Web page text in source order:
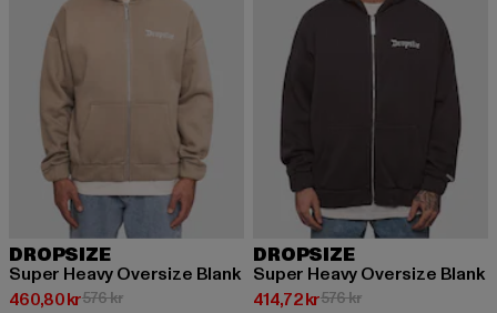
DROPSIZE
Super Heavy Oversize Blank
460,80 kr
Nuvarande pris: 460,80 kr
576 krKampanjpris: 576 kr
DROPSIZE
Super Heavy Oversize Blank
414,72 kr
Nuvarande pris: 414,72 kr
576 krKampanjpris: 576 kr